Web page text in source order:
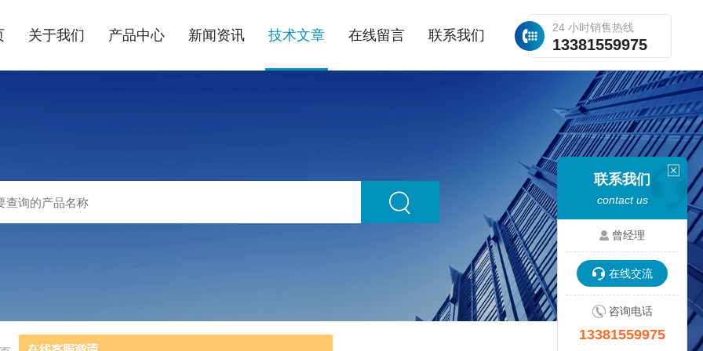
24 小时销售热线
13381559975
关于我们 产品中心 新闻资讯 技术文章 在线留言 联系我们
联系我们
contact us
曾经理
在线交流
咨询电话
13381559975